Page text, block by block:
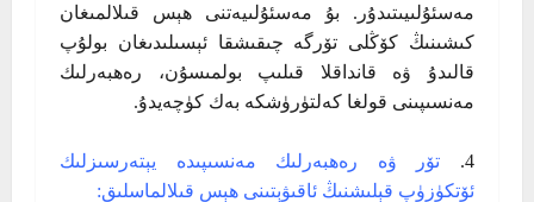
مەسئۇلىيىتىدۇر. بۇ مەسئۇلىيەتنى ھېس قىلالمىغان
كىشىنىڭ كۆڭلى تۆرگە چىقىشقا ئېسىلىدىغان بولۇپ
قالىدۇ ۋە قانداقلا قىلىپ بولمىسۇن، رەھبەرلىك
مەنسىپىنى قولغا كەلتۈرۈشكە بەك كۈچەيدۇ.
تۆر ۋە رەھبەرلىك مەنسىپىدە يېتەرسىزلىك
ئۆتكۈزۈپ قېلىشنىڭ ئاقىۋېتىنى ھېس قىلالماسلىق: